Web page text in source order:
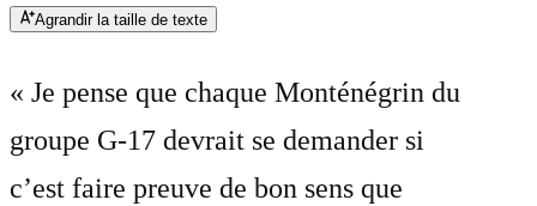
Agrandir la taille de texte
« Je pense que chaque Monténégrin du
groupe G-17 devrait se demander si
c’est faire preuve de bon sens que